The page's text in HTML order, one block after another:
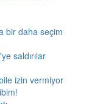
bir daha seçim
saldırılar
izin vermiyor